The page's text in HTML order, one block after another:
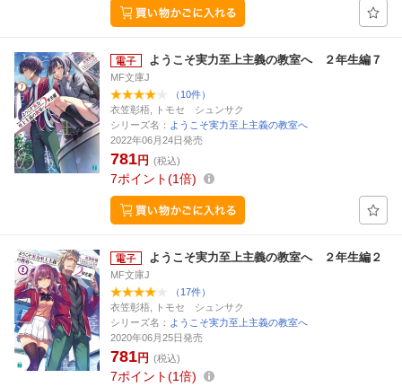
ようこそ実力至上主義の教室へ ２年生編７
MF文庫J
（10件）
衣笠彰梧, トモセ シュンサク
シリーズ名： ようこそ実力至上主義の教室へ
2022年06月24日発売
781円 (税込)
7ポイント 1倍
ようこそ実力至上主義の教室へ ２年生編２
MF文庫J
（17件）
衣笠彰梧, トモセ シュンサク
シリーズ名： ようこそ実力至上主義の教室へ
2020年06月25日発売
781円 (税込)
7ポイント 1倍